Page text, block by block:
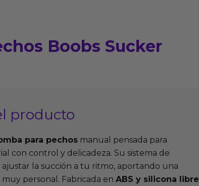
Boobs Sucker
producto
para pechos manual pensada para
con control y delicadeza. Su sistema de
la succión a tu ritmo, aportando una
personal. Fabricada en ABS y silicona libre